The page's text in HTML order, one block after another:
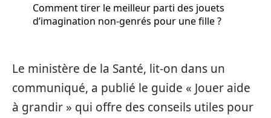
Comment tirer le meilleur parti des jouets
d’imagination non-genrés pour une fille ?
Le ministère de la Santé, lit-on dans un
communiqué, a publié le guide « Jouer aide
à grandir » qui offre des conseils utiles pour